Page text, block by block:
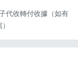
代收轉付收據（如有